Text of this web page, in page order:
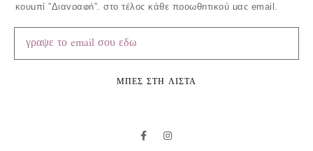
κουμπί ”Διαγραφή”, στο τέλος κάθε προωθητικού μας email.
ΜΠΕΣ ΣΤΗ ΛΙΣΤΑ